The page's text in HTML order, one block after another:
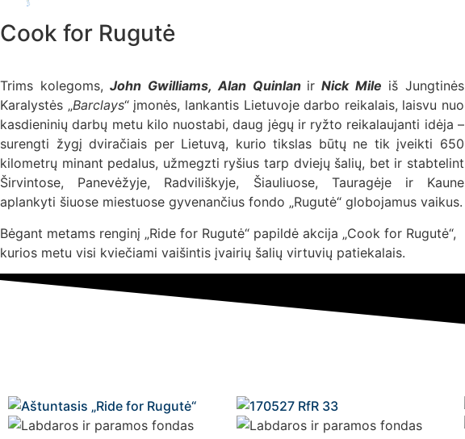
Cook for Rugutė
Trims kolegoms,John Gwilliams, Alan Quinlan ir Nick Mile iš Jungtinės
Karalystės „Barclays“ įmonės, lankantis Lietuvoje darbo reikalais, laisvu nuo
kasdieninių darbų metu kilo nuostabi, daug jėgų ir ryžto reikalaujanti idėja –
surengti žygį dviračiais per Lietuvą, kurio tikslas būtų ne tik įveikti 650
kilometrų minant pedalus, užmegzti ryšius tarp dviejų šalių, bet ir stabtelint
Širvintose, Panevėžyje, Radviliškyje, Šiauliuose, Tauragėje ir Kaune
aplankyti šiuose miestuose gyvenančius fondo „Rugutė“ globojamus vaikus.
Bėgant metams renginį „Ride for Rugutė“ papildė akcija „Cook for Rugutė“,
kurios metu visi kviečiami vaišintis įvairių šalių virtuvių patiekalais.